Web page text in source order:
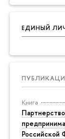
ЕДИНЫЙ
Книга
Российской